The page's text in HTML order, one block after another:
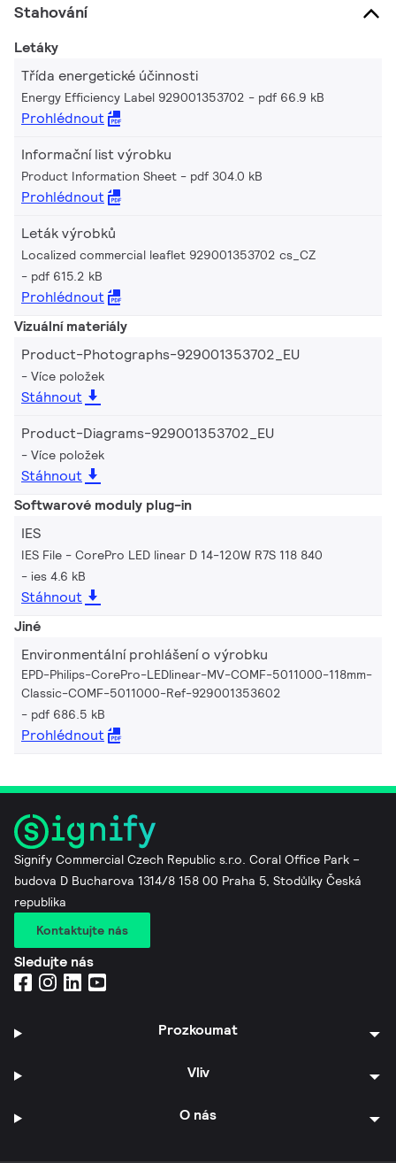
Stahování
Letáky
Třída energetické účinnosti
Energy Efficiency Label 929001353702 pdf 66.9 kB
Prohlédnout
Informační list výrobku
Product Information Sheet pdf 304.0 kB
Prohlédnout
Leták výrobků
Localized commercial leaflet 929001353702 cs_CZ
pdf 615.2 kB
Prohlédnout
Vizuální materiály
Product-Photographs-929001353702_EU
Více položek
Stáhnout
Product-Diagrams-929001353702_EU
Více položek
Stáhnout
Softwarové moduly plug-in
IES
IES File - CorePro LED linear D 14-120W R7S 118 840
ies 4.6 kB
Stáhnout
Jiné
Environmentální prohlášení o výrobku
EPD-Philips-CorePro-LEDlinear-MV-COMF-5011000-118mm-
Classic-COMF-5011000-Ref-929001353602
pdf 686.5 kB
Prohlédnout
Signify Commercial Czech Republic s.r.o. Coral Office Park –
budova D Bucharova 1314/8 158 00 Praha 5, Stodůlky Česká
republika
Kontaktujte nás
Sledujte nás
Prozkoumat
Vliv
O nás